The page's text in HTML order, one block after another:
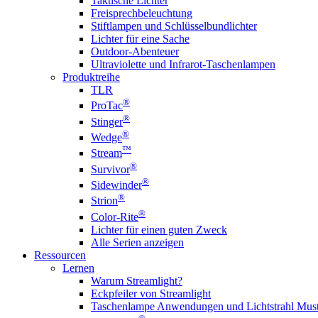
Freisprechbeleuchtung
Stiftlampen und Schlüsselbundlichter
Lichter für eine Sache
Outdoor-Abenteuer
Ultraviolette und Infrarot-Taschenlampen
Produktreihe
TLR
ProTac®
Stinger®
Wedge®
Stream™
Survivor®
Sidewinder®
Strion®
Color-Rite®
Lichter für einen guten Zweck
Alle Serien anzeigen
Ressourcen
Lernen
Warum Streamlight?
Eckpfeiler von Streamlight
Taschenlampe Anwendungen und Lichtstrahl